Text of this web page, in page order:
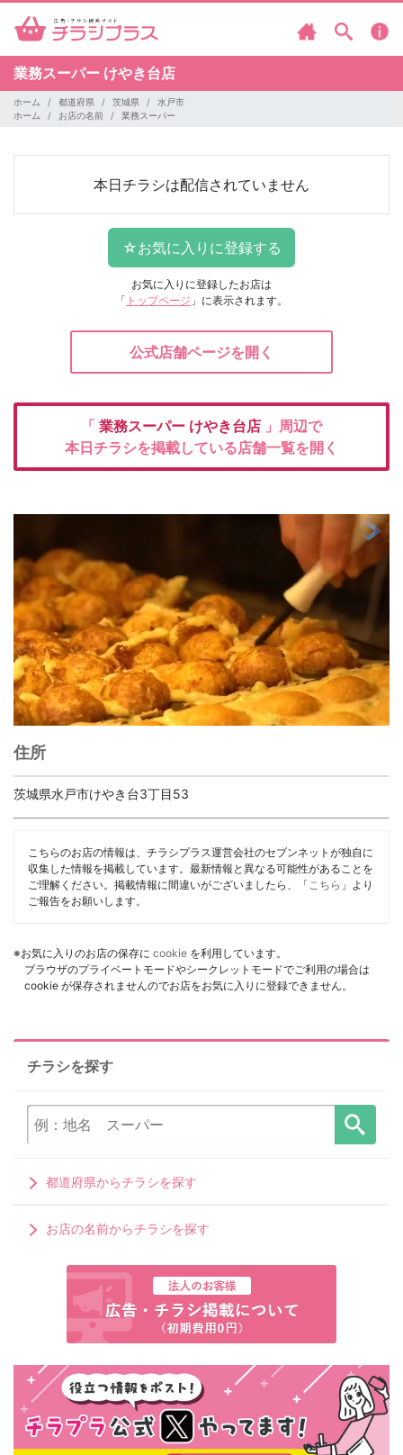
業務スーパー けやき台店
ホーム 都道府県 茨城県
水戸市
ホーム
お店の名前 業務スーパー
本日チラシは配信されていません
お気に入りに登録したお店は
「 トップページ 」に表示されます。
公式店舗ページを開く
「 業務スーパー けやき台店 」周辺で
本日チラシを掲載している店舗一覧を開く
住所
茨城県水戸市けやき台3丁目53
こちらのお店の情報は、チラシプラス運営会社のセブンネットが独自に
収集した情報を掲載しています。最新情報と異なる可能性があることを
ご理解ください。掲載情報に間違いがございましたら、「 こちら 」より
ご報告をお願いします。
※お気に入りのお店の保存に cookie を利用しています。
ブラウザのプライベートモードやシークレットモードでご利用の場合は
cookie が保存されませんのでお店をお気に入りに登録できません。
チラシを探す
都道府県からチラシを探す
お店の名前からチラシを探す